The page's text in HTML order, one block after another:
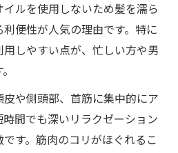
ルを使用しないため髪を濡ら
便性が人気の理由です。特に
しやすい点が、忙しい方や男
や側頭部、首筋に集中的にア
間でも深いリラクゼーション
す。筋肉のコリがほぐれるこ